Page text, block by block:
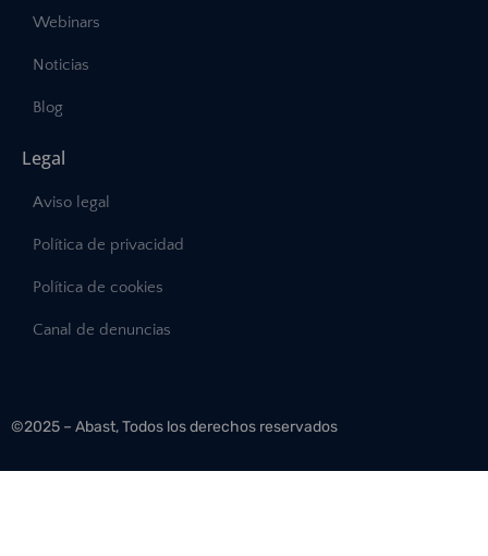
Webinars
Noticias
Blog
Legal
Aviso legal
Política de privacidad
Política de cookies
Canal de denuncias
©2025 – Abast, Todos los derechos reservados